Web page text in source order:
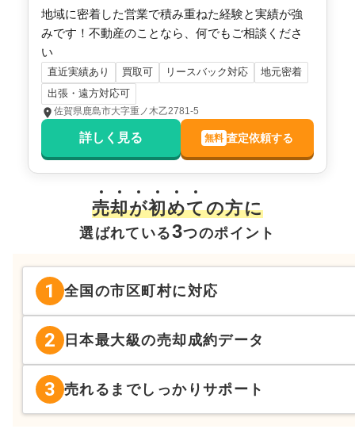
地域に密着した営業で積み重ねた経験と実績が強
みです！不動産のことなら、何でもご相談くださ
い
直近実績あり 買取可 リースバック対応
地元密着
出張・遠方対応可
佐賀県鹿島市大字重ノ木乙2781-5
詳しく見る 無料 査定依頼する
売却が初めての方に
選ばれている3つのポイント
1 全国の市区町村に対応
2 日本最大級の売却成約データ
3 売れるまでしっかりサポート